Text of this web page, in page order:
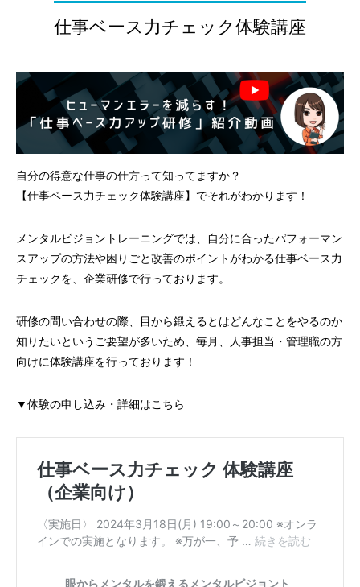
仕事ベース力チェック体験講座
自分の得意な仕事の仕方って知ってますか？
【仕事ベース力チェック体験講座】でそれがわかります！
メンタルビジョントレーニングでは、自分に合ったパフォーマン
スアップの方法や困りごと改善のポイントがわかる仕事ベース力
チェックを、企業研修で行っております。
研修の問い合わせの際、目から鍛えるとはどんなことをやるのか
知りたいというご要望が多いため、毎月、人事担当・管理職の方
向けに体験講座を行っております！
▼体験の申し込み・詳細はこちら